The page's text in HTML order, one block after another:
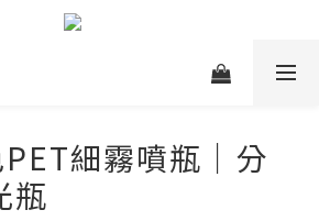
細霧噴瓶｜分
瓶